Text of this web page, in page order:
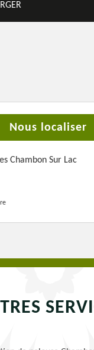
Nous localiser
Chambon Sur Lac